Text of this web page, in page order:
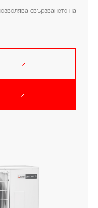
свързването на